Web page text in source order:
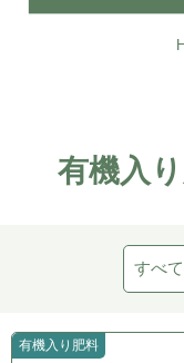
有機入
すべて
有機入り肥料